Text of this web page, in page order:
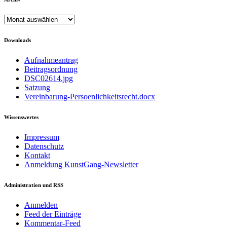
Archiv
Downloads
Aufnahmeantrag
Beitragsordnung
DSC02614.jpg
Satzung
Vereinbarung-Persoenlichkeitsrecht.docx
Wissenswertes
Impressum
Datenschutz
Kontakt
Anmeldung KunstGang-Newsletter
Administration und RSS
Anmelden
Feed der Einträge
Kommentar-Feed